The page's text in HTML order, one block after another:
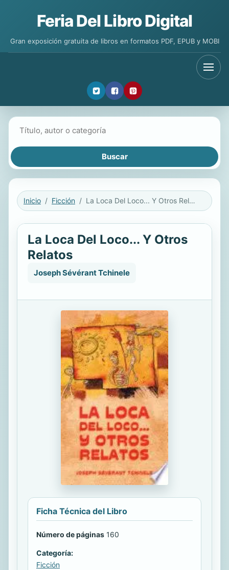
Feria Del Libro Digital
Gran exposición gratuita de libros en formatos PDF, EPUB y MOBI
Inicio Ficción La Loca Del Loco... Y Otros Relatos
La Loca Del Loco... Y Otros
Relatos
Joseph Sévérant Tchinele
Ficha Técnica del Libro
Número de páginas 160
Categoría:
Ficción